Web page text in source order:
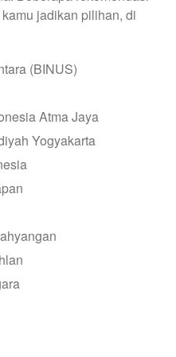
jadikan pilihan, di
(BINUS)
Atma Jaya
Yogyakarta